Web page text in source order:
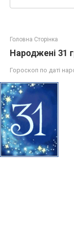
Головна Сторінка
Народжені 31
Гороскоп по даті